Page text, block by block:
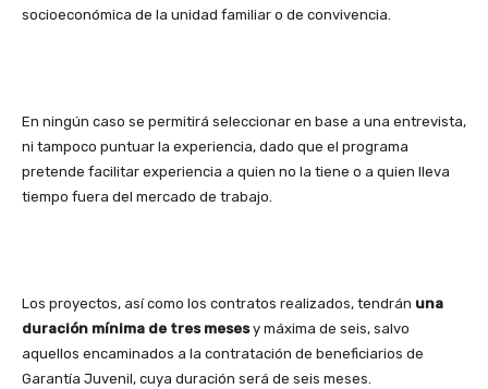
socioeconómica de la unidad familiar o de convivencia.
En ningún caso se permitirá seleccionar en base a una entrevista,
ni tampoco puntuar la experiencia, dado que el programa
pretende facilitar experiencia a quien no la tiene o a quien lleva
tiempo fuera del mercado de trabajo.
Los proyectos, así como los contratos realizados, tendrán una
duración mínima de tres mesesy máxima de seis, salvo
aquellos encaminados a la contratación de beneficiarios de
Garantía Juvenil, cuya duración será de seis meses.